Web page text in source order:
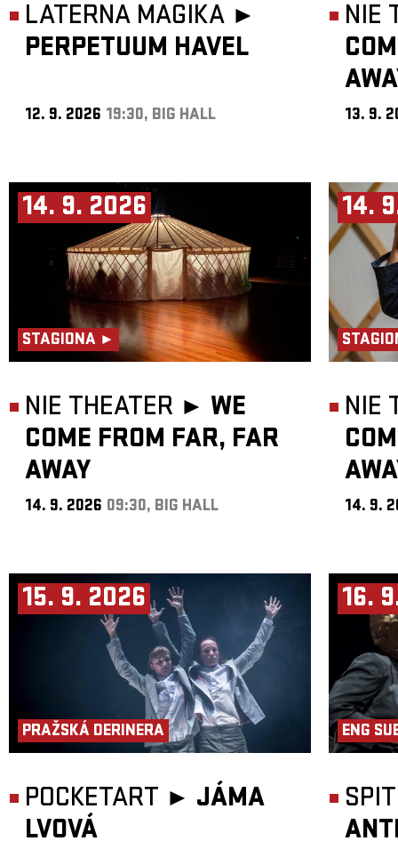
LATERNA MAGIKA ►
PERPETUUM HAVEL
12. 9. 2026 19:30, BIG HALL
NIE
13. 9.
14. 9. 2026
STAGIONA ►
NIE THEATER ► WE
COME FROM FAR, FAR
AWAY
14. 9. 2026 09:30, BIG HALL
14.
NIE
14. 9.
15. 9. 2026
PRAŽSKÁ DERINERA
POCKETART ► JÁMA
LVOVÁ
16.
ENG